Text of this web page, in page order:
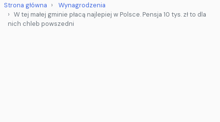
Strona główna
Wynagrodzenia
W tej małej gminie płacą najlepiej w Polsce. Pensja 10 tys. zł to dla
nich chleb powszedni